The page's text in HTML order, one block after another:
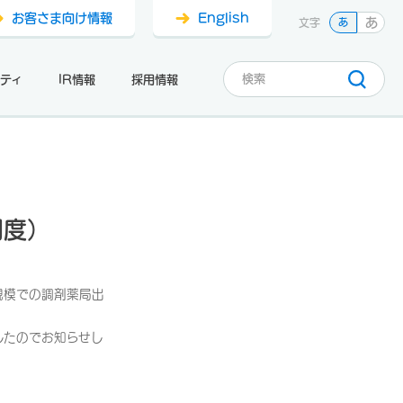
ィ IR情報 採用情報
お客さま向け情報 English 文字 あ あ
）
での調剤薬局出
のでお知らせし